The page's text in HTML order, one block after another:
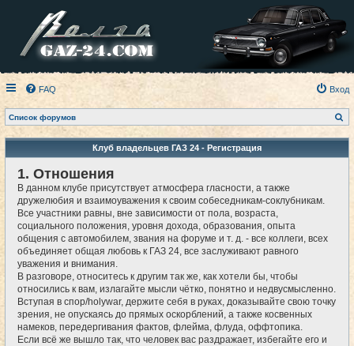
FAQ Вход
Список форумов
о
с
Клуб владельцев ГАЗ 24 - Регистрация
1. Отношения
В данном клубе присутствует атмосфера гласности, а также
дружелюбия и взаимоуважения к своим собеседникам-соклубникам.
Все участники равны, вне зависимости от пола, возраста,
социального положения, уровня дохода, образования, опыта
общения с автомобилем, звания на форуме и т. д. - все коллеги, всех
объединяет общая любовь к ГАЗ 24, все заслуживают равного
уважения и внимания.
В разговоре, относитесь к другим так же, как хотели бы, чтобы
относились к вам, излагайте мысли чётко, понятно и недвусмысленно.
Вступая в спор/holywar, держите себя в руках, доказывайте свою точку
зрения, не опускаясь до прямых оскорблений, а также косвенных
намеков, передергивания фактов, флейма, флуда, оффтопика.
Если всё же вышло так, что человек вас раздражает, избегайте его и